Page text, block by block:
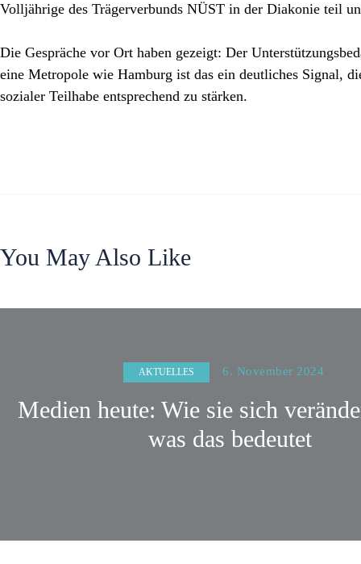
Volljährige des Trägerverbunds NÜST in der Diakonie teil
Die Gespräche vor Ort haben gezeigt: Der
eine Metropole wie Hamburg ist das ein deutliches Signal,
sozialer Teilhabe entsprechend zu stärken.
You May Also Like
AKTUELLES 6. November 2024
Medien heute: Wie sie sich
was das bedeutet